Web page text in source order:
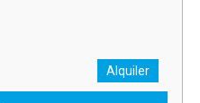
Alquiler